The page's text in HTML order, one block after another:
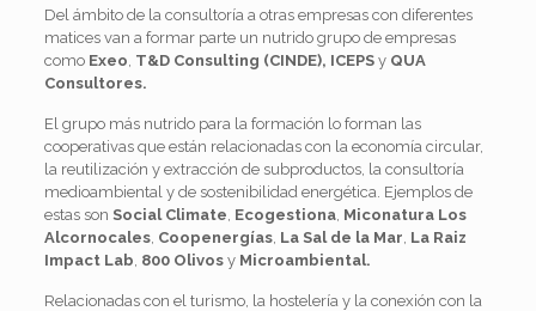
Del ámbito de la consultoría a otras empresas con diferentes
matices van a formar parte un nutrido grupo de empresas
como Exeo T&D Consulting (CINDE), ICEPSy QUA
Consultores.
El grupo más nutrido para la formación lo forman las
cooperativas que están relacionadas con la economía circular,
la reutilización y extracción de subproductos, la consultoría
medioambiental y de sostenibilidad energética. Ejemplos de
estas son Social Climate Ecogestiona, Miconatura Los
Alcornocales, Coopenergías, La Sal de la Mar La Raiz
Impact Lab 800 Olivos yMicroambiental.
Relacionadas con el turismo, la hostelería y la conexión con la